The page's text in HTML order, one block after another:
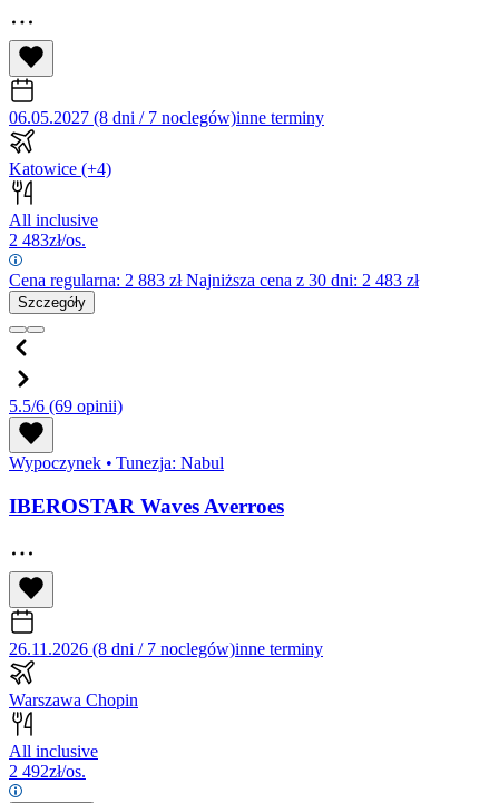
06.05.2027 (8 dni / 7 noclegów)inne terminy
Katowice (+4)
All inclusive
2 483zł/os.
Cena regularna: 2 883 złNajniższa cena z 30 dni: 2 483 zł
Szczegóły
5.5/6 (69 opinii)
Wypoczynek • Tunezja: Nabul
IBEROSTAR Waves Averroes
26.11.2026 (8 dni / 7 noclegów)inne terminy
Warszawa Chopin
All inclusive
2 492zł/os.